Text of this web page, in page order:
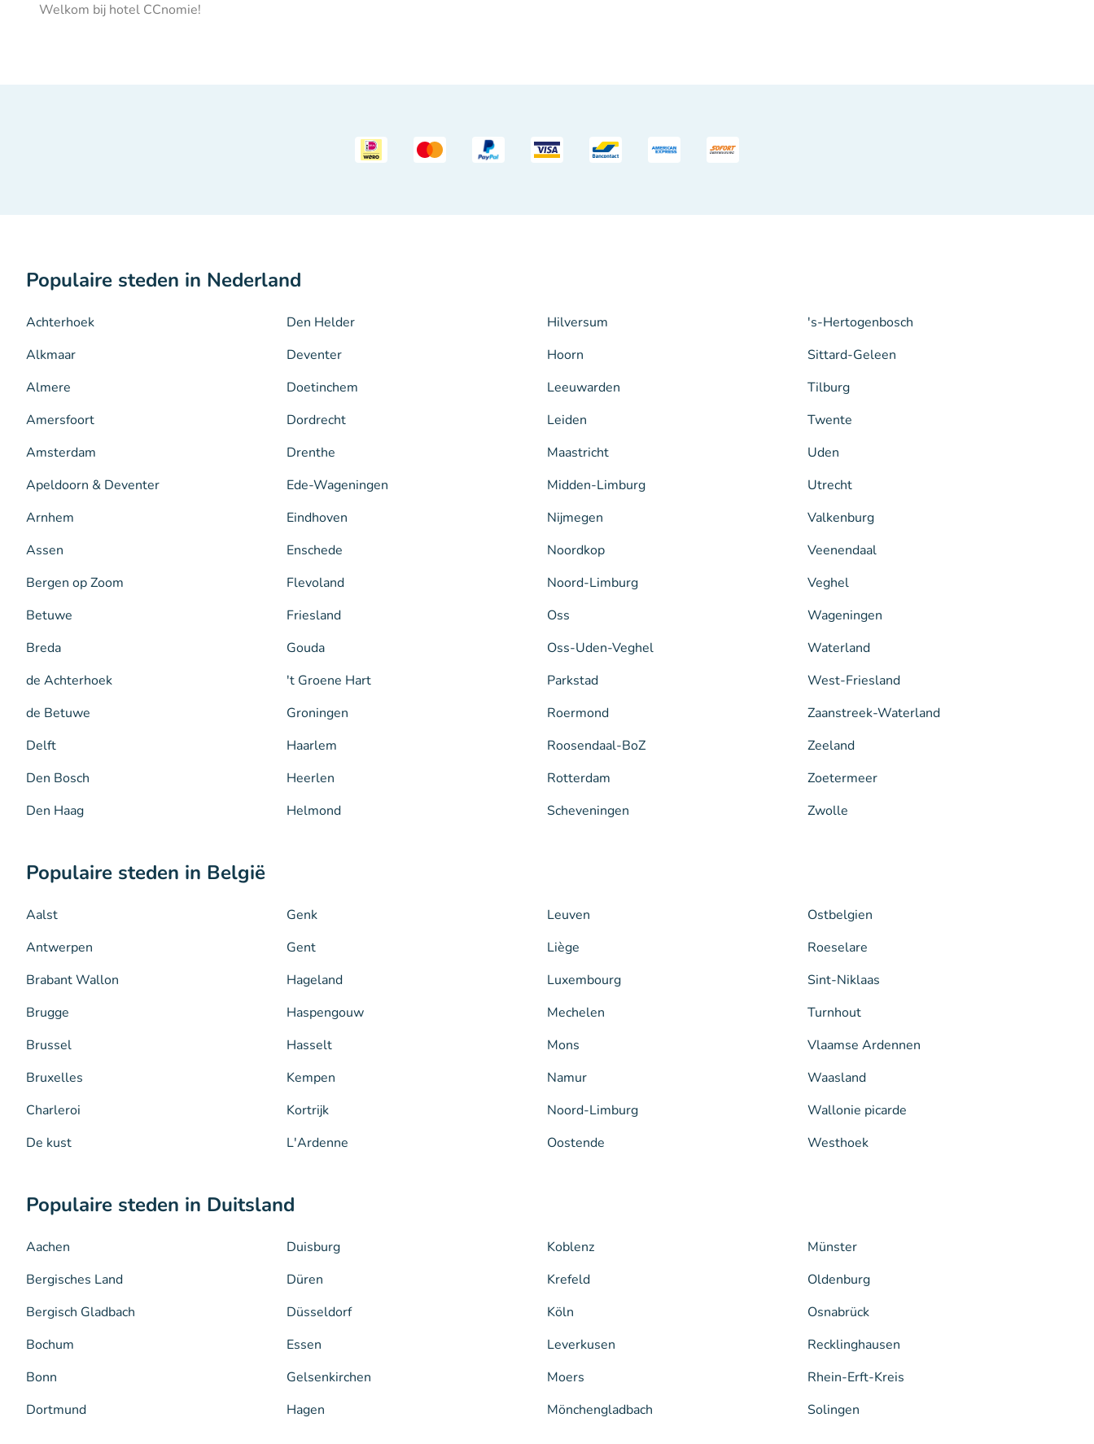
Welkom bij hotel CCnomie!
Populaire steden in Nederland
Achterhoek
Alkmaar
Almere
Amersfoort
Amsterdam
Apeldoorn & Deventer
Arnhem
Assen
Bergen op Zoom
Betuwe
Breda
de Achterhoek
de Betuwe
Delft
Den Bosch
Den Haag
Den Helder
Deventer
Doetinchem
Dordrecht
Drenthe
Ede-Wageningen
Eindhoven
Enschede
Flevoland
Friesland
Gouda
't Groene Hart
Groningen
Haarlem
Heerlen
Helmond
Hilversum
Hoorn
Leeuwarden
Leiden
Maastricht
Midden-Limburg
Nijmegen
Noordkop
Noord-Limburg
Oss
Oss-Uden-Veghel
Parkstad
Roermond
Roosendaal-BoZ
Rotterdam
Scheveningen
's-Hertogenbosch
Sittard-Geleen
Tilburg
Twente
Uden
Utrecht
Valkenburg
Veenendaal
Veghel
Wageningen
Waterland
West-Friesland
Zaanstreek-Waterland
Zeeland
Zoetermeer
Zwolle
Populaire steden in België
Aalst
Antwerpen
Brabant Wallon
Brugge
Brussel
Bruxelles
Charleroi
De kust
Genk
Gent
Hageland
Haspengouw
Hasselt
Kempen
Kortrijk
L'Ardenne
Leuven
Liège
Luxembourg
Mechelen
Mons
Namur
Noord-Limburg
Oostende
Ostbelgien
Roeselare
Sint-Niklaas
Turnhout
Vlaamse Ardennen
Waasland
Wallonie picarde
Westhoek
Populaire steden in Duitsland
Aachen
Bergisches Land
Bergisch Gladbach
Bochum
Bonn
Dortmund
Duisburg
Düren
Düsseldorf
Essen
Gelsenkirchen
Hagen
Koblenz
Krefeld
Köln
Leverkusen
Moers
Mönchengladbach
Münster
Oldenburg
Osnabrück
Recklinghausen
Rhein-Erft-Kreis
Solingen